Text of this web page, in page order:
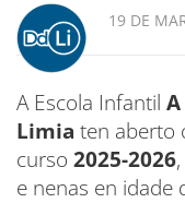
19 DE
A Escola Infantil
Limia ten aberto
curso 2025-2026
e nenas en idade